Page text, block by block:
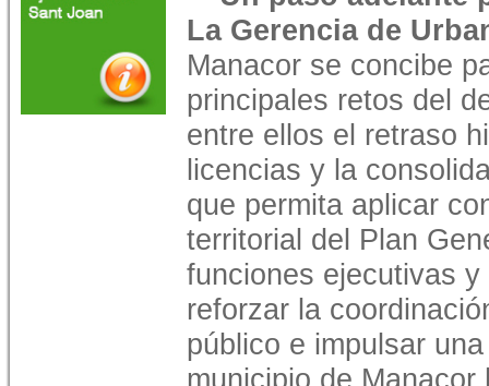
La Gerencia de
Manacor se concibe
principales retos del
entre ellos el retraso
licencias y la
que permita aplicar
territorial del Plan
funciones ejecutivas
reforzar la
público e impulsar
municipio de